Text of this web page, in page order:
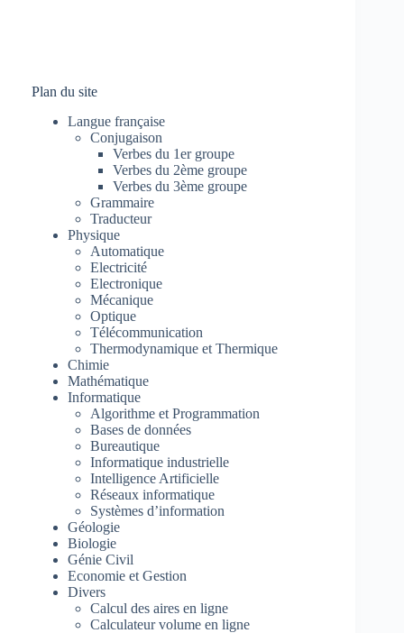
Plan du site
Langue française
Conjugaison
Verbes du 1er groupe
Verbes du 2ème groupe
Verbes du 3ème groupe
Grammaire
Traducteur
Physique
Automatique
Electricité
Electronique
Mécanique
Optique
Télécommunication
Thermodynamique et Thermique
Chimie
Mathématique
Informatique
Algorithme et Programmation
Bases de données
Bureautique
Informatique industrielle
Intelligence Artificielle
Réseaux informatique
Systèmes d’information
Géologie
Biologie
Génie Civil
Economie et Gestion
Divers
Calcul des aires en ligne
Calculateur volume en ligne